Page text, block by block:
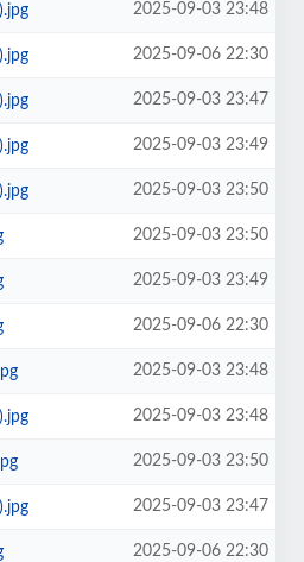
2025-09-03 23:48
2025-09-06 22:30
2025-09-03 23:47
2025-09-03 23:49
2025-09-03 23:50
2025-09-03 23:50
2025-09-03 23:49
2025-09-06 22:30
2025-09-03 23:48
2025-09-03 23:48
2025-09-03 23:50
2025-09-03 23:47
2025-09-06 22:30